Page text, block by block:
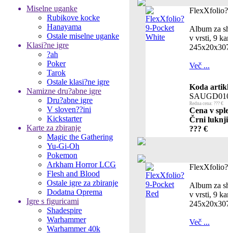
Miselne uganke
Rubikove kocke
Hanayama
Ostale miselne uganke
Klasi?ne igre
?ah
Poker
Tarok
Ostale klasi?ne igre
Namizne dru?abne igre
Dru?abne igre
V sloven??ini
Kickstarter
Karte za zbiranje
Magic the Gathering
Yu-Gi-Oh
Pokemon
Arkham Horror LCG
Flesh and Blood
Ostale igre za zbiranje
Dodatna Oprema
Igre s figuricami
Shadespire
Warhammer
Warhammer 40k
Album za
v vrsti, 9
Več ...
Koda
Redna cena: ??? €
Cena v
Črni
??? €
Album za
v vrsti, 9
Več ...